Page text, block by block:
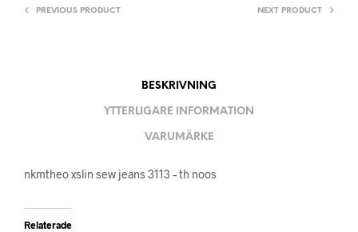
PREVIOUS PRODUCT NEXT PRODUCT
BESKRIVNING
YTTERLIGARE INFORMATION
VARUMÄRKE
nkmtheo xslin sew jeans 3113 – th noos
Relaterade